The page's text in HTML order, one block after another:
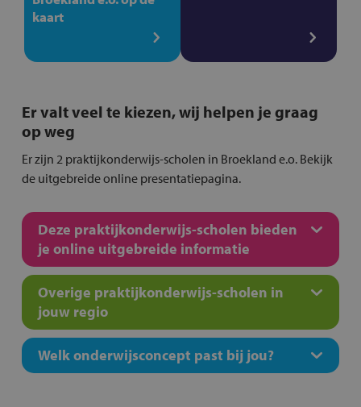
kaart
Er valt veel te kiezen, wij helpen je graag
op weg
Er zijn 2 praktijkonderwijs-scholen in Broekland e.o. Bekijk
de uitgebreide online presentatiepagina.
Deze praktijkonderwijs-scholen bieden
je online uitgebreide informatie
Overige praktijkonderwijs-scholen in
jouw regio
Welk onderwijsconcept past bij jou?